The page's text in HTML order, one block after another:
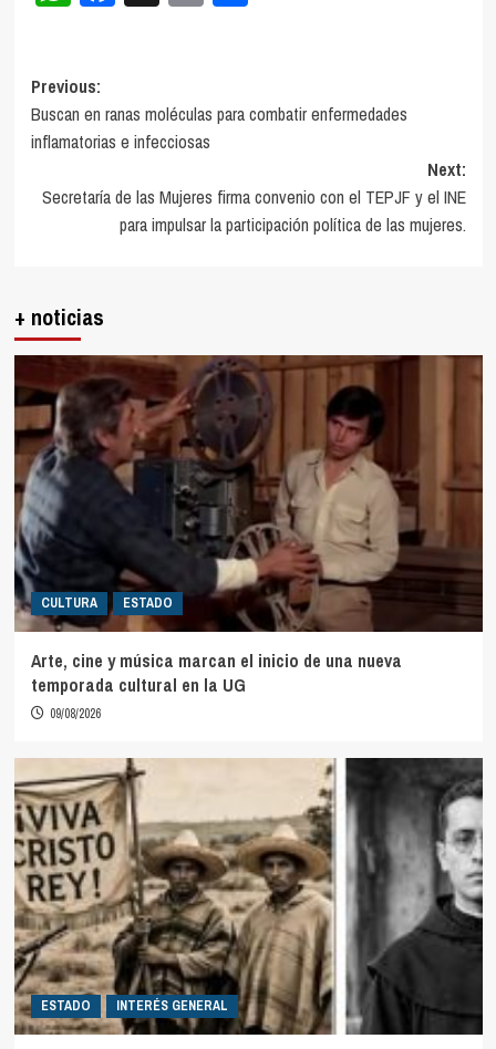
Post
navigation
Previous:
Buscan en ranas moléculas para combatir enfermedades
inflamatorias e infecciosas
Next:
Secretaría de las Mujeres firma convenio con el TEPJF y el INE
para impulsar la participación política de las mujeres.
+ noticias
CULTURA ESTADO
Arte, cine y música marcan el inicio de una nueva
temporada cultural en la UG
09/08/2026
ESTADO INTERÉS GENERAL